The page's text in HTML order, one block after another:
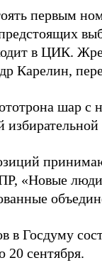
первым
в ЦИК.
Карелин,
шар
«Новые
в Госдуму
20 сентября.